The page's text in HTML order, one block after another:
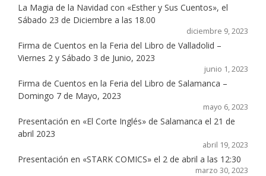
La Magia de la Navidad con «Esther y Sus Cuentos», el
Sábado 23 de Diciembre a las 18.00
diciembre 9, 2023
Firma de Cuentos en la Feria del Libro de Valladolid –
Viernes 2 y Sábado 3 de Junio, 2023
junio 1, 2023
Firma de Cuentos en la Feria del Libro de Salamanca –
Domingo 7 de Mayo, 2023
mayo 6, 2023
Presentación en «El Corte Inglés» de Salamanca el 21 de
abril 2023
abril 19, 2023
Presentación en «STARK COMICS» el 2 de abril a las 12:30
marzo 30, 2023